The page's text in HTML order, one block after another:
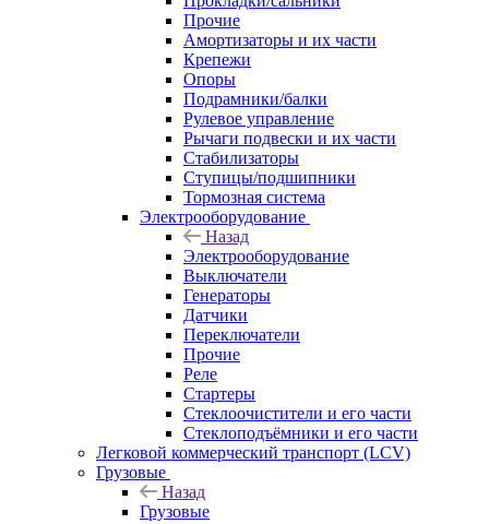
Прочие
Амортизаторы и их части
Крепежи
Опоры
Подрамники/балки
Рулевое управление
Рычаги подвески и их части
Стабилизаторы
Ступицы/подшипники
Тормозная система
Электрооборудование
Назад
Электрооборудование
Выключатели
Генераторы
Датчики
Переключатели
Прочие
Реле
Стартеры
Стеклоочистители и его части
Стеклоподъёмники и его части
Легковой коммерческий транспорт (LCV)
Грузовые
Назад
Грузовые